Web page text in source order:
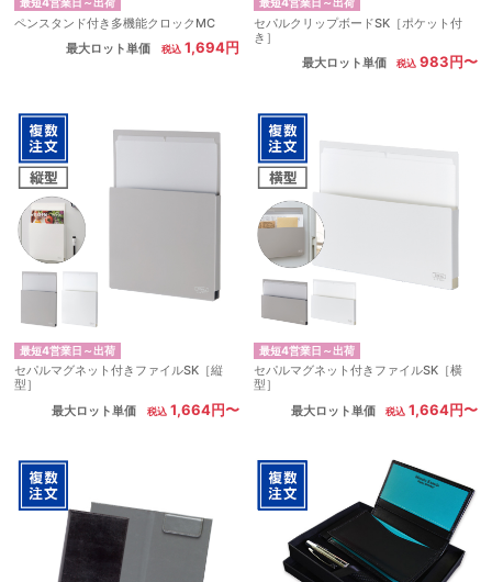
最短4営業日～出荷
ペンスタンド付き多機能クロックMC
最大ロット単価
1,694円
最短4営業日～出荷
セパルクリップボードSK［ポケット付
き］
最大ロット単価
983円〜
最短4営業日～出荷
セパルマグネット付きファイルSK［縦
型］
最大ロット単価
1,664円〜
最短4営業日～出荷
セパルマグネット付きファイルSK［横
型］
最大ロット単価
1,664円〜